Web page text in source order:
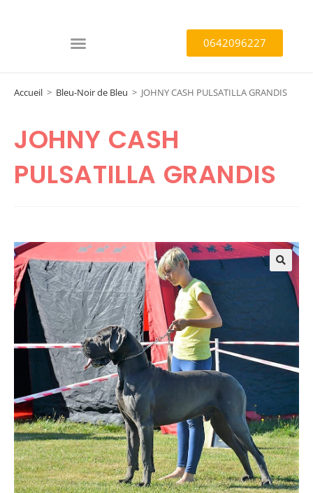
0642096227
Accueil > Bleu-Noir de Bleu > JOHNY CASH PULSATILLA GRANDIS
JOHNY CASH
PULSATILLA GRANDIS